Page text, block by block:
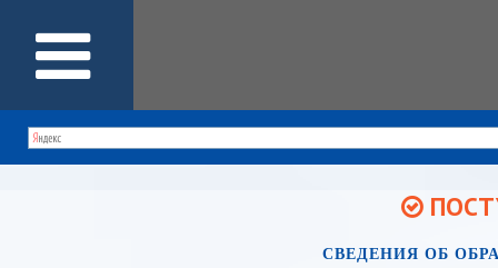
СВЕДЕНИЯ ОБ